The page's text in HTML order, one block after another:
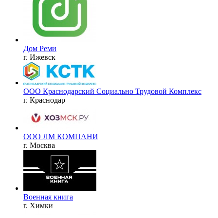
Дом Реми
г. Ижевск
ООО Краснодарский Социально Трудовой Комплекс
г. Краснодар
ООО ЛМ КОМПАНИ
г. Москва
Военная книга
г. Химки